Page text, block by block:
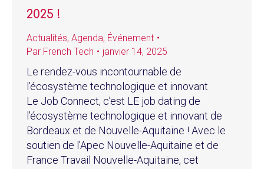
2025 !
Actualités, Agenda, Événement
Par French Tech janvier 14, 2025
Le rendez-vous incontournable de
l’écosystème technologique et innovant
Le Job Connect, c’est LE job dating de
l’écosystème technologique et innovant de
Bordeaux et de Nouvelle-Aquitaine ! Avec le
soutien de l’Apec Nouvelle-Aquitaine et de
France Travail Nouvelle-Aquitaine, cet